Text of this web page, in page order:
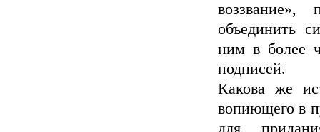
воззвание»,
объединить
ним в более
подписей.
Какова же
вопиющего в
для